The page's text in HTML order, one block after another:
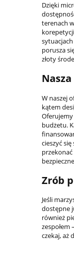
Dzięki
terenach
porusza
złoty
W naszej
kątem
budżetu.
cieszyć
Zrób
Jeśli
dostępne
również
czekaj, aż